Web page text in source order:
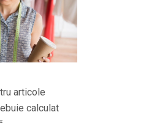
articole
calculat